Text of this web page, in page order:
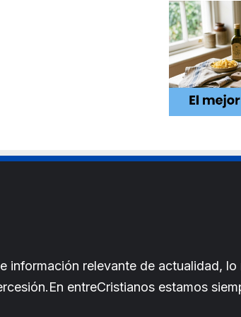
relevante de actualidad, lo
entreCristianos estamos